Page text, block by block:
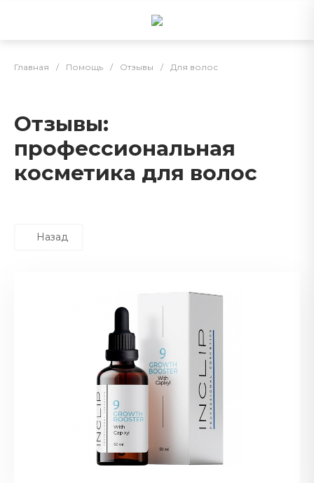
Главная / Помощь / Отзывы / Для волос
Отзывы:
профессиональная
косметика для волос
Назад